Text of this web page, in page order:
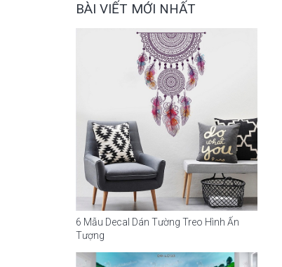
BÀI VIẾT MỚI NHẤT
6 Mẫu Decal Dán Tường Treo Hình Ấn
Tượng